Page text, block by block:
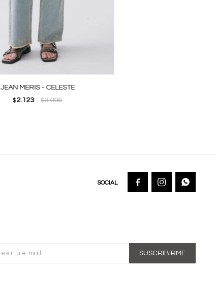
JEAN MERIS - CELESTE
$ 2.123 $3.990
SUSCRIBIRME
  